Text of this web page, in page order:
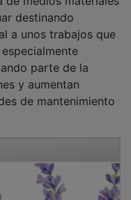
destinando
a unos trabajos que
parte de la
y aumentan
de mantenimiento